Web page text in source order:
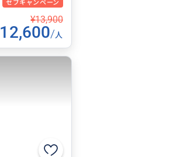
セブキャンペーン
¥13,900
12,600/人